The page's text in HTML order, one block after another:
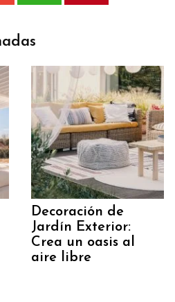
Decoración de
Jardín Exterior:
Crea un oasis al
aire libre